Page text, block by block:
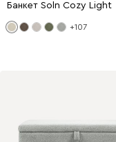
Банкет Soln Cozy Light
+107